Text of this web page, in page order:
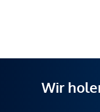
Wir